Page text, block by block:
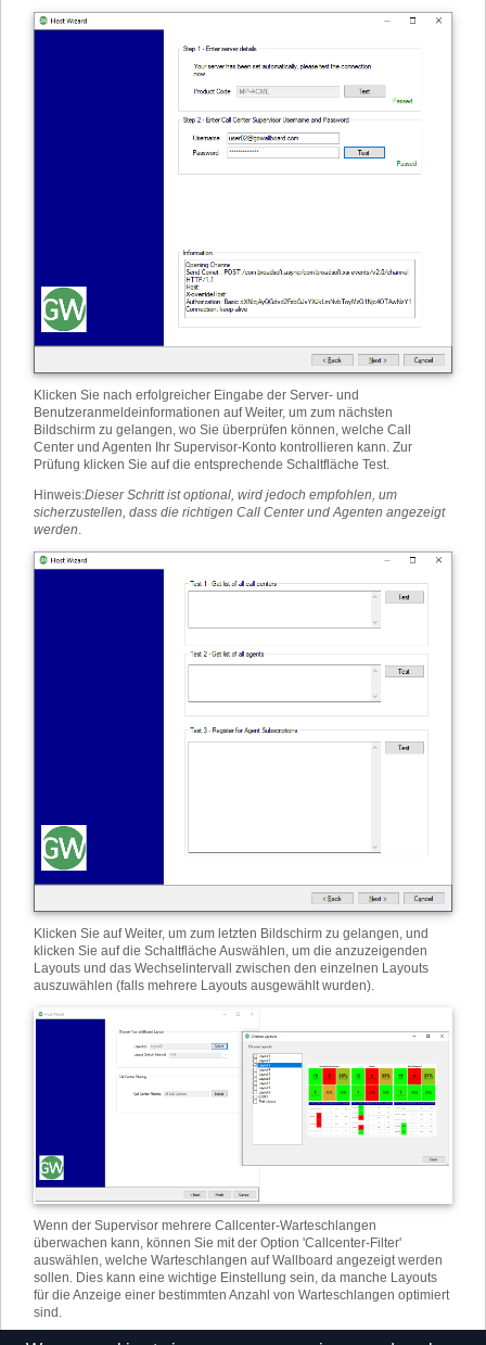
Klicken Sie nach erfolgreicher Eingabe der Server- und
Benutzeranmeldeinformationen auf Weiter, um zum nächsten
Bildschirm zu gelangen, wo Sie überprüfen können, welche Call
Center und Agenten Ihr Supervisor-Konto kontrollieren kann. Zur
Prüfung klicken Sie auf die entsprechende Schaltfläche Test.
Hinweis:Dieser Schritt ist optional, wird jedoch empfohlen, um
sicherzustellen, dass die richtigen Call Center und Agenten angezeigt
werden
Klicken Sie auf Weiter, um zum letzten Bildschirm zu gelangen, und
klicken Sie auf die Schaltfläche Auswählen, um die anzuzeigenden
Layouts und das Wechselintervall zwischen den einzelnen Layouts
auszuwählen (falls mehrere Layouts ausgewählt wurden).
Wenn der Supervisor mehrere Callcenter-Warteschlangen
überwachen kann, können Sie mit der Option 'Callcenter-Filter'
auswählen, welche Warteschlangen auf Wallboard angezeigt werden
sollen. Dies kann eine wichtige Einstellung sein, da manche Layouts
für die Anzeige einer bestimmten Anzahl von Warteschlangen optimiert
sind.